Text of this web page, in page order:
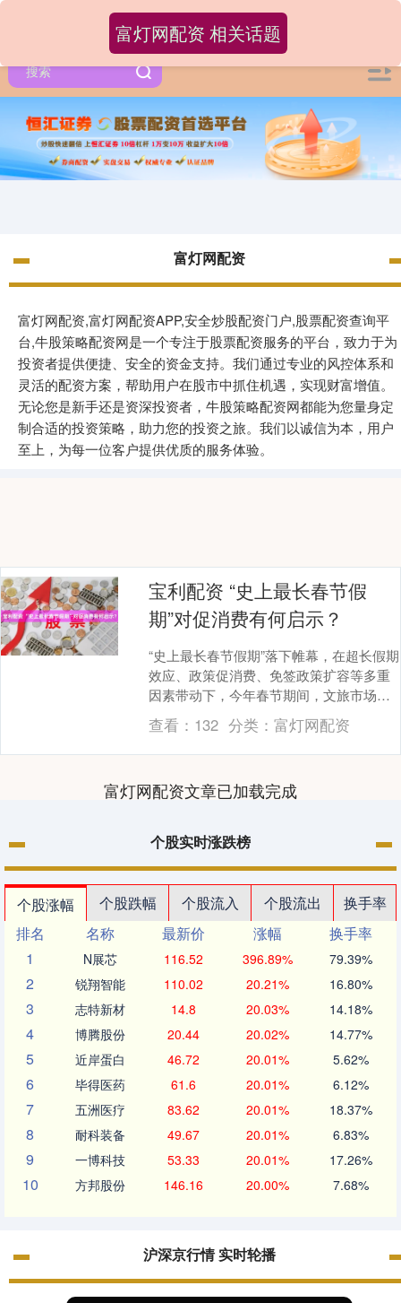
富灯网配资
富灯网配资,富灯网配资APP,安全炒股配资门户,股票配资查询平
台,牛股策略配资网是一个专注于股票配资服务的平台，致力于为
投资者提供便捷、安全的资金支持。我们通过专业的风控体系和
灵活的配资方案，帮助用户在股市中抓住机遇，实现财富增值。
无论您是新手还是资深投资者，牛股策略配资网都能为您量身定
制合适的投资策略，助力您的投资之旅。我们以诚信为本，用户
至上，为每一位客户提供优质的服务体验。
富灯网配资 相关话题
宝利配资 “史上最长春节假
期”对促消费有何启示？
“史上最长春节假期”落下帷幕，在超长假期
效应、政策促消费、免签政策扩容等多重
因素带动下，今年春节期间，文旅市场持
续升温，居民出游意愿高涨；商品消费亮
点纷呈，以旧....
查看： 132 分类： 富灯网配资
富灯网配资文章已加载完成
个股实时涨跌榜
个股涨幅 个股跌幅 个股流入 个股流出
换手率
排名
名称 最新价 涨幅
换手率
1
N展芯 116.52 396.89% 79.39%
2 锐翔智能 110.02 20.21% 16.80%
3 志特新材 14.8 20.03% 14.18%
4 博腾股份 20.44 20.02% 14.77%
5 近岸蛋白 46.72 20.01% 5.62%
6 毕得医药 61.6 20.01% 6.12%
7 五洲医疗 83.62 20.01% 18.37%
8 耐科装备 49.67 20.01% 6.83%
9 一博科技 53.33 20.01% 17.26%
10 方邦股份 146.16 20.00% 7.68%
沪深京行情 实时轮播